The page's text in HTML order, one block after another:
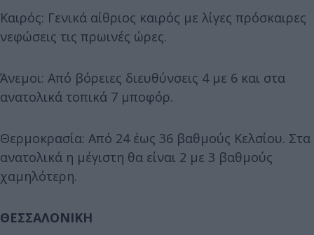
Καιρός: Γενικά αίθριος καιρός με λίγες πρόσκαιρες
νεφώσεις τις πρωινές ώρες.
Άνεμοι: Από βόρειες διευθύνσεις 4 με 6 και στα
ανατολικά τοπικά 7 μποφόρ.
Θερμοκρασία: Από 24 έως 36 βαθμούς Κελσίου. Στα
ανατολικά η μέγιστη θα είναι 2 με 3 βαθμούς
χαμηλότερη.
ΘΕΣΣΑΛΟΝΙΚΗ